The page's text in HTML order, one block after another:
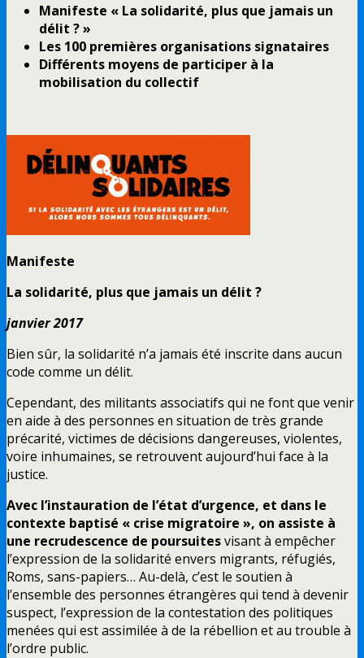
Manifeste « La solidarité, plus que jamais un
délit ? »
Les 100 premières organisations signataires
Différents moyens de participer à la
mobilisation du collectif
Manifeste
La solidarité, plus que jamais un délit ?
janvier 2017
Bien sûr, la solidarité n’a jamais été inscrite dans aucun
code comme un délit.
Cependant, des militants associatifs qui ne font que venir
en aide à des personnes en situation de très grande
précarité, victimes de décisions dangereuses, violentes,
voire inhumaines, se retrouvent aujourd’hui face à la
justice.
Avec l’instauration de l’état d’urgence, et dans le
contexte baptisé « crise migratoire », on assiste à
une recrudescence de poursuitesvisant à empêcher
l’expression de la solidarité envers migrants, réfugiés,
Roms, sans-papiers… Au-delà, c’est le soutien à
l’ensemble des personnes étrangères qui tend à devenir
suspect, l’expression de la contestation des politiques
menées qui est assimilée à de la rébellion et au trouble à
l’ordre public.